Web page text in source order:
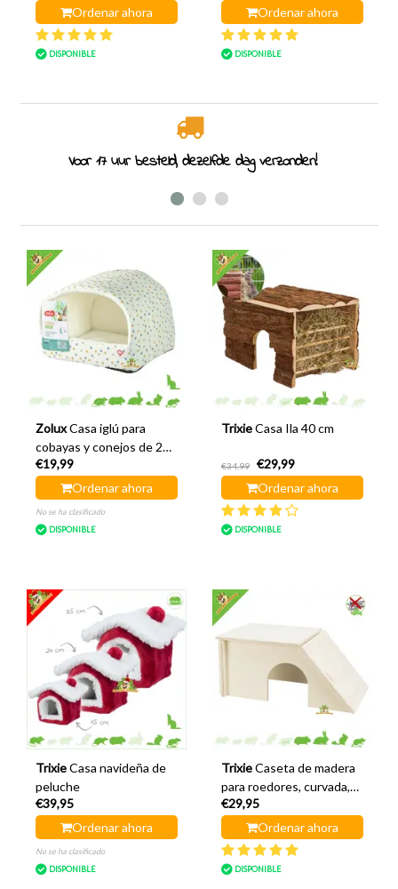
Ordenar ahora
DISPONIBLE
Ordenar ahora
DISPONIBLE
Voor 17 uur besteld, dezelfde dag verzonden!
Zolux Casa iglú para
cobayas y conejos de 28
cm
€19,99
Ordenar ahora
No se ha clasificado
DISPONIBLE
Trixie Casa Ila 40 cm
€34,99
€29,99
Ordenar ahora
DISPONIBLE
Trixie Casa navideña de
peluche
€39,95
Ordenar ahora
No se ha clasificado
DISPONIBLE
Trixie Caseta de madera
para roedores, curvada,
40 cm
€29,95
Ordenar ahora
DISPONIBLE